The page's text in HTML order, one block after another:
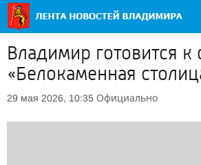
Владимир готовится
«Белокаменная
29 мая 2026, 10:35 Официально